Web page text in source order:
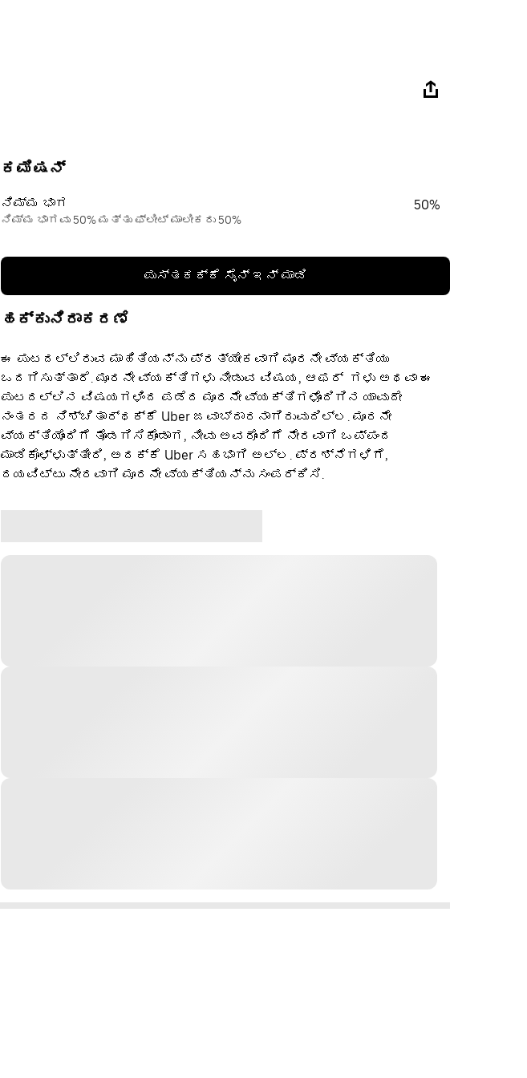
ಕಮಿಷನ್
ನಿಮ್ಮ ಭಾಗ
ನಿಮ್ಮ ಭಾಗವು 50% ಮತ್ತು ಫ್ಲೀಟ್ ಮಾಲೀಕರು 50%
50%
ಪುಸ್ತಕಕ್ಕೆ ಸೈನ್ ಇನ್ ಮಾಡಿ
ಹಕ್ಕುನಿರಾಕರಣೆ
ಈ ಪುಟದಲ್ಲಿರುವ ಮಾಹಿತಿಯನ್ನು ಪ್ರತ್ಯೇಕವಾಗಿ ಮೂರನೇ ವ್ಯಕ್ತಿಯು
ಒದಗಿಸುತ್ತಾರೆ. ಮೂರನೇ ವ್ಯಕ್ತಿಗಳು ನೀಡುವ ವಿಷಯ, ಆಫರ್ ‌ ಗಳು ಅಥವಾ ಈ
ಪುಟದಲ್ಲಿನ ವಿಷಯಗಳಿಂದ ಪಡೆದ ಮೂರನೇ ವ್ಯಕ್ತಿಗಳೊಂದಿಗಿನ ಯಾವುದೇ
ನಂತರದ ನಿಶ್ಚಿತಾರ್ಥಕ್ಕೆ Uber ಜವಾಬ್ದಾರನಾಗಿರುವುದಿಲ್ಲ. ಮೂರನೇ
ವ್ಯಕ್ತಿಯೊಂದಿಗೆ ತೊಡಗಿಸಿಕೊಂಡಾಗ, ನೀವು ಅವರೊಂದಿಗೆ ನೇರವಾಗಿ ಒಪ್ಪಂದ
ಮಾಡಿಕೊಳ್ಳುತ್ತೀರಿ, ಅದಕ್ಕೆ Uber ಸಹಭಾಗಿ ಅಲ್ಲ. ಪ್ರಶ್ನೆಗಳಿಗೆ,
ದಯವಿಟ್ಟು ನೇರವಾಗಿ ಮೂರನೇ ವ್ಯಕ್ತಿಯನ್ನು ಸಂಪರ್ಕಿಸಿ.